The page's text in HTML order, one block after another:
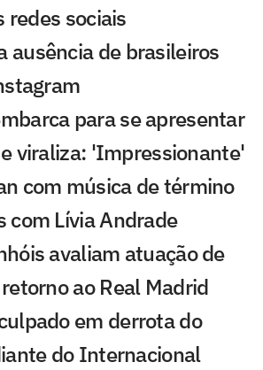
redes sociais
ausência de brasileiros
para se apresentar
viraliza: 'Impressionante'
com música de término
com Lívia Andrade
avaliam atuação de
ao Real Madrid
em derrota do
do Internacional